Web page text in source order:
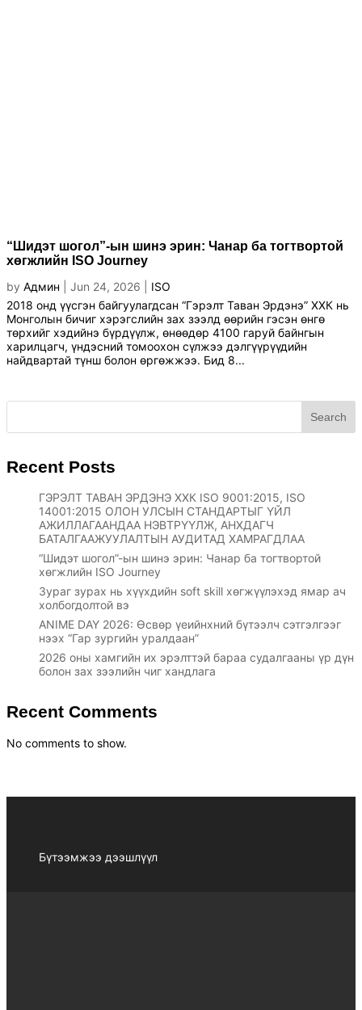
“Шидэт шогол”-ын шинэ эрин: Чанар ба тогтвортой
хөгжлийн ISO Journey
by Админ Jun 24, 2026
ISO
2018 онд үүсгэн байгуулагдсан “Гэрэлт Таван Эрдэнэ” ХХК нь
Монголын бичиг хэрэгслийн зах зээлд өөрийн гэсэн өнгө
төрхийг хэдийнэ бүрдүүлж, өнөөдөр 4100 гаруй байнгын
харилцагч, үндэсний томоохон сүлжээ дэлгүүрүүдийн
найдвартай түнш болон өргөжжээ. Бид 8...
Search
Recent Posts
ГЭРЭЛТ ТАВАН ЭРДЭНЭ ХХК ISO 9001:2015, ISO
14001:2015 ОЛОН УЛСЫН СТАНДАРТЫГ ҮЙЛ
АЖИЛЛАГААНДАА НЭВТРҮҮЛЖ, АНХДАГЧ
БАТАЛГААЖУУЛАЛТЫН АУДИТАД ХАМРАГДЛАА
“Шидэт шогол”-ын шинэ эрин: Чанар ба тогтвортой
хөгжлийн ISO Journey
Зураг зурах нь хүүхдийн soft skill хөгжүүлэхэд ямар ач
холбогдолтой вэ
ANIME DAY 2026: Өсвөр үеийнхний бүтээлч сэтгэлгээг
нээх “Гар зургийн уралдаан”
2026 оны хамгийн их эрэлттэй бараа судалгааны үр дүн
болон зах зээлийн чиг хандлага
Recent Comments
No comments to show.
Бүтээмжээ дээшлүүл